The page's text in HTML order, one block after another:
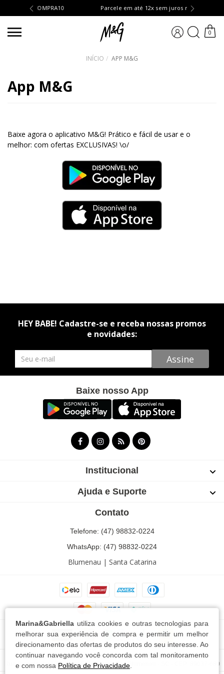
COMPRA10 Parcele em até 12x sem juros no cartão
0
Marina&Gabriella utiliza cookies e outras tecnologias para
melhorar sua experiência de compra e permitir um melhor
direcionamento das ofertas de produtos do seu interesse. Ao
continuar navegando você concorda com tal monitoramento
e com nossa Política de Privacidade
INÍCIO APP M&G
App M&G
Baixe agora o aplicativo M&G! Prático e fácil de usar e o
melhor: com ofertas EXCLUSIVAS! \o/
HEY BABE! Cadastre-se e receba nossas promos
e novidades:
Newsletter Assine
Baixe nosso App
Institucional
Ajuda e Suporte
Contato
Telefone: (47) 98832-0224
WhatsApp: (47) 98832-0224
Blumenau | Santa Catarina
Marina e Gabriella Conf. e Com. Textil LTDA - 13.744.102/0001-63
Rua Ricardo Paul,76 Bairro Escola Agrícola - Blumenau - SC - CEP: 89037-680